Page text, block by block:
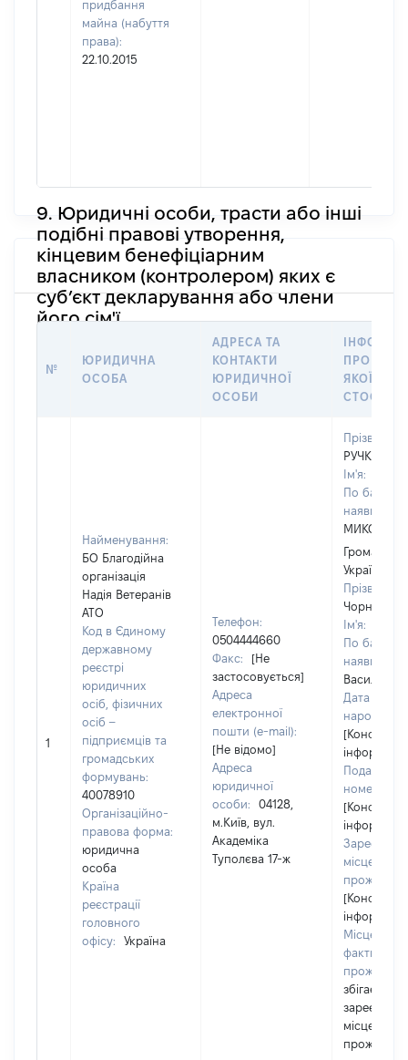
придбання
майна (набуття
права):
22.10.2015
9. Юридичні особи, трасти або інші
подібні правові утворення,
кінцевим бенефіціарним
власником (контролером) яких є
суб’єкт декларування або члени
його сім'ї
№
ЮРИДИЧНА
ОСОБА
АДРЕСА ТА
КОНТАКТИ
ЮРИДИЧНОЇ
ОСОБИ
ПРО
ЯКОЇ
1
Найменування:
БО Благодійна
організація
Надія Ветеранів
АТО
Код в Єдиному
державному
реєстрі
юридичних
осіб, фізичних
осіб –
підприємців та
громадських
формувань:
40078910
Організаційно-
правова форма:
юридична
особа
Країна
реєстрації
головного
офісу:
Україна
Телефон:
0504444660
Факс:
[Не
застосовується]
Адреса
електронної
пошти (e-mail):
[Не відомо]
Адреса
юридичної
особи:
04128,
м.Київ, вул.
Академіка
Туполєва 17-ж
Прізвище:
РУЧКА
Ім'я:
По
наявності):
України
Прізвище:
Чорний
Ім'я:
По
наявності):
Дата
номер:
місце
Місце
збігається
місцем